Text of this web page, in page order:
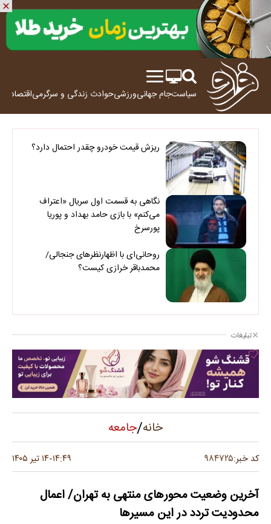
سیاستجام جهانیورزشیحوادث زندگی و سرگرمیاقتصاد
ریزش قیمت خودرو چقدر احتمال دارد؟
نگاهی به قسمت اول سریال «اعتراف
می‌کنم» با بازی حامد بهداد و پوریا
پورسرخ
روحانی‌ای با اظهارنظرهای جنجالی/
محمدباقر خرازی کیست؟
تبلیغات
خانه/جامعه
کد خبر:۹۸۴۷۲۵ ۱۴:۴۹-۱۴ تیر ۱۴۰۵
آخرین وضعیت محورهای منتهی به تهران/ اعمال
محدودیت تردد در این مسیرها